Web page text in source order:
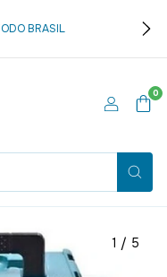
BRASIL
0
1 / 5